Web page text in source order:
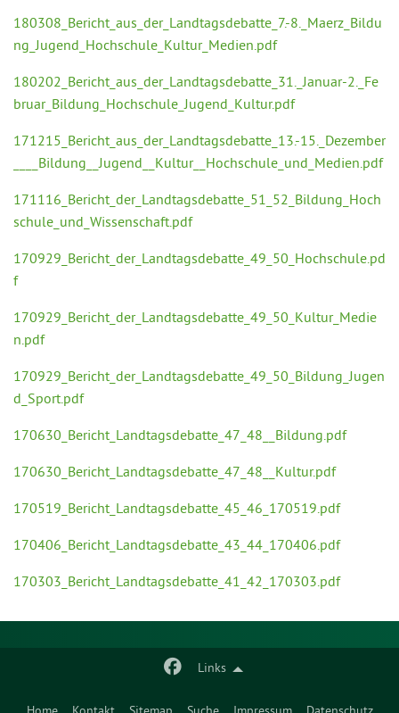
Links
180308_Bericht_aus_der_Landtagsdebatte_7.-8._Maerz_Bildu
ng_Jugend_Hochschule_Kultur_Medien.pdf
180202_Bericht_aus_der_Landtagsdebatte_31._Januar-2._Fe
bruar_Bildung_Hochschule_Jugend_Kultur.pdf
171215_Bericht_aus_der_Landtagsdebatte_13.-15._Dezember
____Bildung__Jugend__Kultur__Hochschule_und_Medien.pdf
171116_Bericht_der_Landtagsdebatte_51_52_Bildung_Hoch
schule_und_Wissenschaft.pdf
170929_Bericht_der_Landtagsdebatte_49_50_Hochschule.pd
f
170929_Bericht_der_Landtagsdebatte_49_50_Kultur_Medie
n.pdf
170929_Bericht_der_Landtagsdebatte_49_50_Bildung_Jugen
d_Sport.pdf
170630_Bericht_Landtagsdebatte_47_48__Bildung.pdf
170630_Bericht_Landtagsdebatte_47_48__Kultur.pdf
170519_Bericht_Landtagsdebatte_45_46_170519.pdf
170406_Bericht_Landtagsdebatte_43_44_170406.pdf
170303_Bericht_Landtagsdebatte_41_42_170303.pdf